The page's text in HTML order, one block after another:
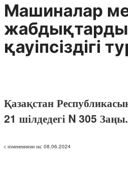
Машиналар
қауіпсіздігі
Қазақстан
21 шілдедегі N 305 Заңы.
с изменениями на: 08.06.2024